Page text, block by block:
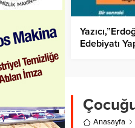
Edebiyatı
Anasayfa